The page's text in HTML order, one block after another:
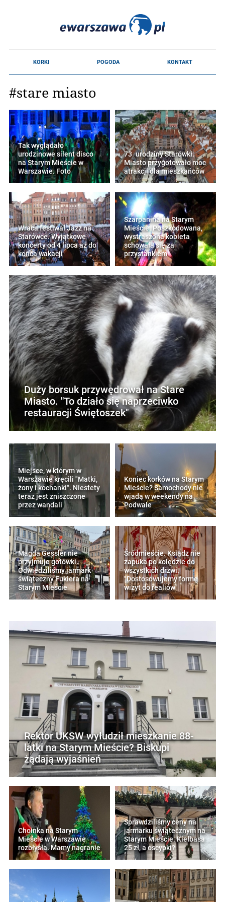
#stare miasto
Tak wyglądało
urodzinowe silent disco
na Starym Mieście w
Warszawie. Foto
73. urodziny Starówki.
Miasto przygotowało moc
atrakcji dla mieszkańców
Wraca festiwał Jazz na
Starówce. Wyjątkowe
koncerty od 4 lipca aż do
końca wakacji
Szarpanina na Starym
Mieście. Poszkodowana,
wystraszona kobieta
schowała się za
przystankiem
Duży borsuk przywędrował na Stare
Miasto. "To działo się naprzeciwko
restauracji Świętoszek"
Miejsce, w którym w
Warszawie kręcili "Matki,
żony i kochanki". Niestety
teraz jest zniszczone
przez wandali
Koniec korków na Starym
Mieście? Samochody nie
wjadą w weekendy na
Podwale
Magda Gessler nie
przyjmuje gotówki.
Odwiedziliśmy jarmark
świąteczny Fukiera na
Starym Mieście
Śródmieście. Ksiądz nie
zapuka po kolędzie do
wszystkich drzwi.
"Dostosowujemy formę
wizyt do realiów"
Rektor UKSW wyłudził mieszkanie 88-
latki na Starym Mieście? Biskupi
żądają wyjaśnień
Choinka na Starym
Mieście w Warszawie
rozbłysła. Mamy nagranie
Sprawdziliśmy ceny na
jarmarku świątecznym na
Starym Mieście. Kiełbasa
25 zł, a oscypki?